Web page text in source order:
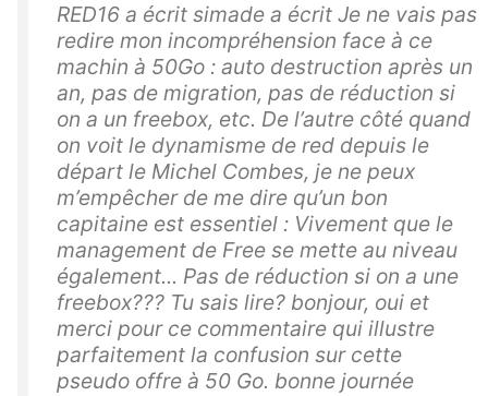
RED16 a écrit simade a écrit Je ne vais pas
redire mon incompréhension face à ce
machin à 50Go : auto destruction après un
an, pas de migration, pas de réduction si
on a un freebox, etc. De l’autre côté quand
on voit le dynamisme de red depuis le
départ le Michel Combes, je ne peux
m’empêcher de me dire qu’un bon
capitaine est essentiel : Vivement que le
management de Free se mette au niveau
également... Pas de réduction si on a une
freebox??? Tu sais lire? bonjour, oui et
merci pour ce commentaire qui illustre
parfaitement la confusion sur cette
pseudo offre à 50 Go. bonne journée